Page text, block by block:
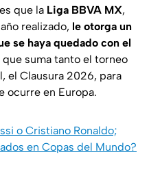
que la Liga BBVA MX,
realizado, le otorga un
se haya quedado con el
suma tanto el torneo
el Clausura 2026, para
ocurre en Europa.
o Cristiano Ronaldo;
en Copas del Mundo?